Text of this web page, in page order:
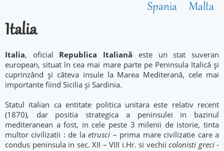
Spania
Malta
Italia
Italia, oficial Republica Italiană este un stat suveran
european, situat în cea mai mare parte pe Peninsula Italică și
cuprinzând și câteva insule la Marea Mediterană, cele mai
importante fiind Sicilia și Sardinia.
Statul italian ca entitate politica unitara este relativ recent
(1870), dar positia strategica a peninsulei in bazinul
mediteranean a fost, in cele peste 3 milenii de istorie, tinta
multor civilizatii : de laetrusci – prima mare civilizatie care a
condus peninsula in sec. XII – VIII i.Hr. si vechii colonisti greci -